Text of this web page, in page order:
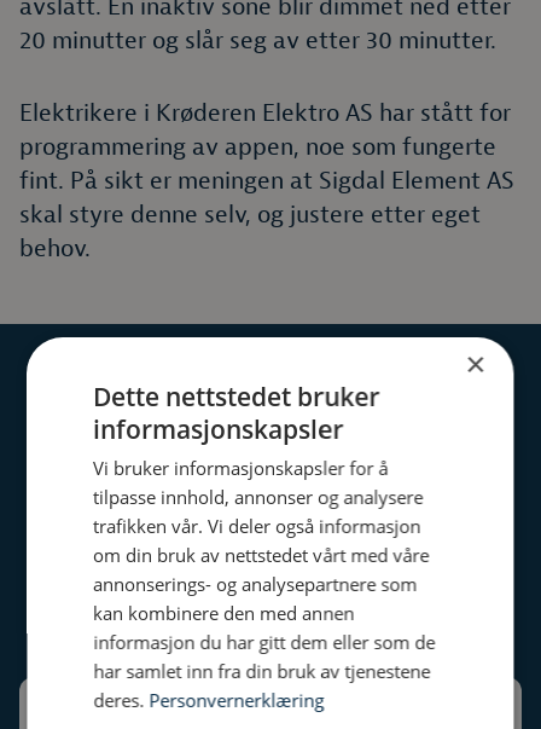
avslått. En inaktiv sone blir dimmet ned etter
20 minutter og slår seg av etter 30 minutter.
Elektrikere i Krøderen Elektro AS har stått for
programmering av appen, noe som fungerte
fint. På sikt er meningen at Sigdal Element AS
skal styre denne selv, og justere etter eget
behov.
Arbeidslyset har blitt fantastisk
bra og representerer en
betydelig verdi av investeringen.
THOMAS JUVET, SIGDAL ELEMENT AS
×
Dette nettstedet bruker
informasjonskapsler
Vi bruker informasjonskapsler for å
tilpasse innhold, annonser og analysere
trafikken vår. Vi deler også informasjon
om din bruk av nettstedet vårt med våre
annonserings- og analysepartnere som
kan kombinere den med annen
informasjon du har gitt dem eller som de
har samlet inn fra din bruk av tjenestene
deres. Personvernerklæring